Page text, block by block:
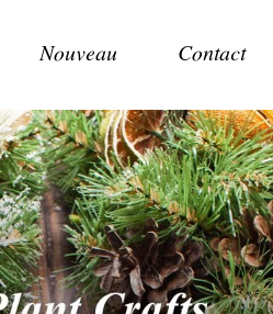
Nouveau Contact